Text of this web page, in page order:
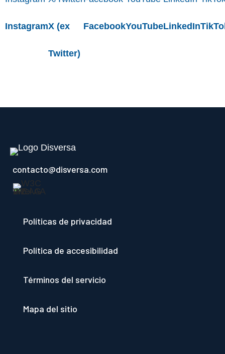
InstagramX (ex
Twitter)
FacebookYouTubeLinkedIn
contacto@disversa.com
Políticas de privacidad
Política de accesibilidad
Términos del servicio
Mapa del sitio